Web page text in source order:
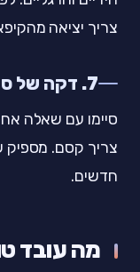
צריך יציאה
7. דקה של סיום רגוע
צריך קסם. מספיק
חדשים.
מה עובד